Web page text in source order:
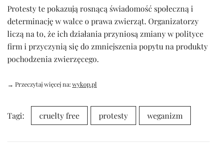
Protesty te pokazują rosnącą świadomość społeczną i
determinację w walce o prawa zwierząt. Organizatorzy
liczą na to, że ich działania przyniosą zmiany w polityce
firm i przyczynią się do zmniejszenia popytu na produkty
pochodzenia zwierzęcego.
→ Przeczytaj więcej na:wykop.pl
Tagi: cruelty free protesty weganizm